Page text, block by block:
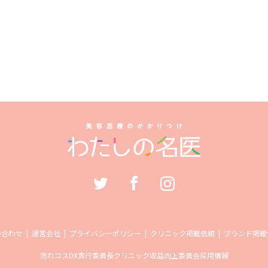
わせ 運営会社 プライバシーポリシー クリニック掲載依頼 ブランド掲
売れコスDX実行委員長クリニック収益向上委員会採用情報